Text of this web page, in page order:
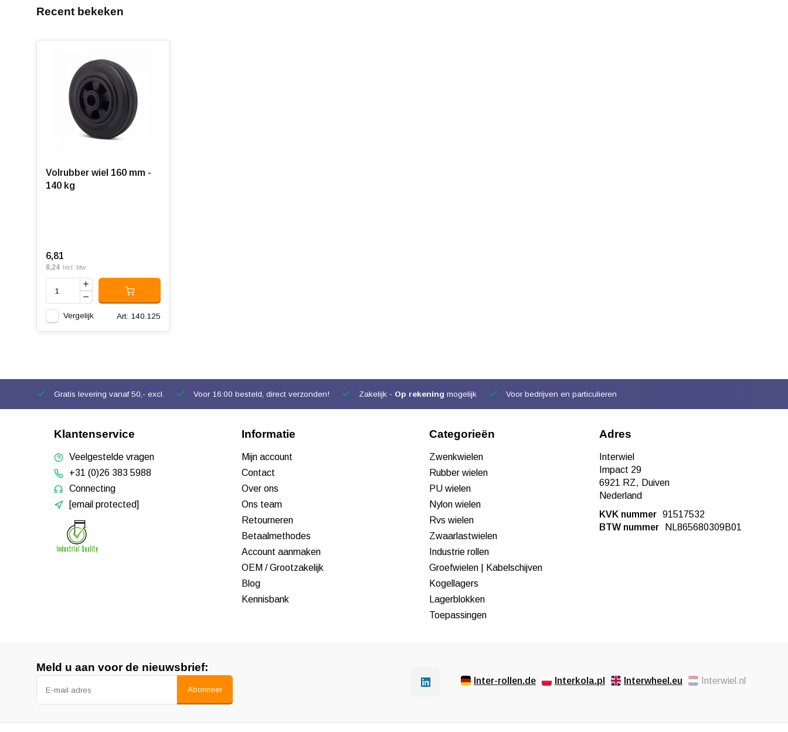
Recent bekeken
Volrubber wiel 160 mm -
140 kg
6,81
8,24 Incl. btw
Vergelijk Art: 140.125
Gratis levering vanaf 50,- excl. Voor 16:00 besteld, direct verzonden! Zakelijk - Op rekening mogelijk Voor bedrijven en particulieren
Klantenservice
Veelgestelde vragen
+31 (0)26 383 5988
Connecting
[email protected]
Informatie
Mijn account
Contact
Over ons
Ons team
Retourneren
Betaalmethodes
Account aanmaken
OEM / Grootzakelijk
Blog
Kennisbank
Categorieën
Zwenkwielen
Rubber wielen
PU wielen
Nylon wielen
Rvs wielen
Zwaarlastwielen
Industrie rollen
Groefwielen | Kabelschijven
Kogellagers
Lagerblokken
Toepassingen
Adres
Interwiel
Impact 29
6921 RZ, Duiven
Nederland
KVK nummer 91517532
BTW nummer
NL865680309B01
Meld u aan voor de nieuwsbrief:
Abonneer
Inter-rollen.de Interkola.pl Interwheel.eu Interwiel.nl